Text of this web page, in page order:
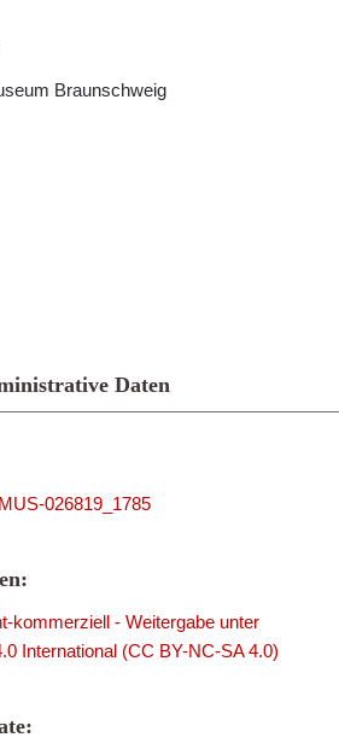
Braunschweig
Daten
026819_1785
kommerziell - Weitergabe unter
International (CC BY-NC-SA 4.0)